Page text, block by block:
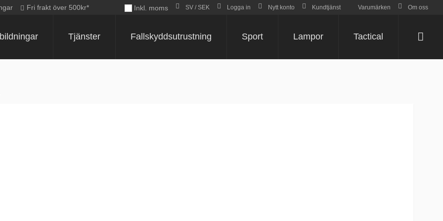
Fri frakt över 500kr* Inkl. moms SV / SEK Logga in Nytt konto Kundtjänst Varumärken Om oss
Tjänster Fallskyddsutrustning Sport Lampor Tactical